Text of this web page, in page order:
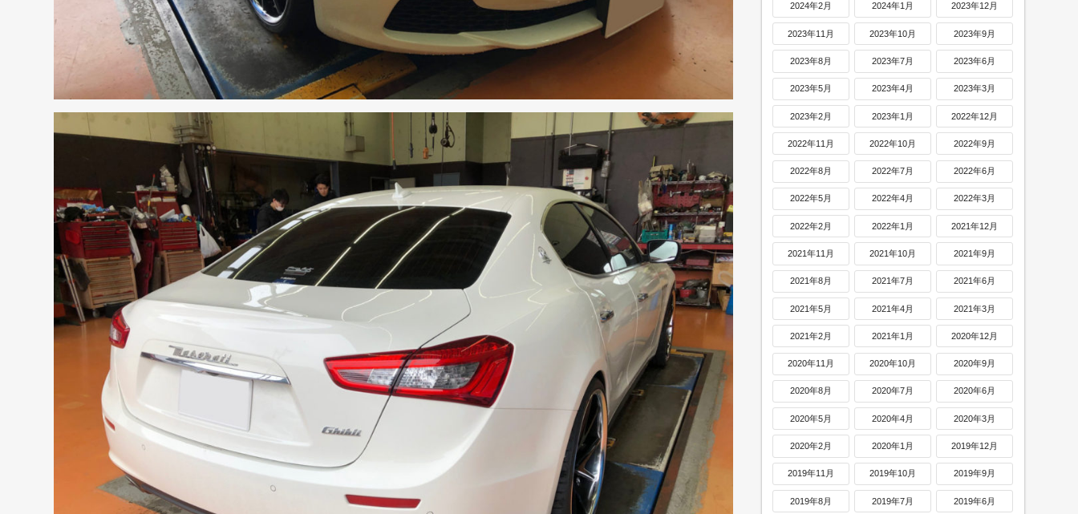
2024年2月 2024年1月 2023年12月
2023年11月 2023年10月 2023年9月
2023年8月 2023年7月 2023年6月
2023年5月 2023年4月 2023年3月
2023年2月 2023年1月 2022年12月
2022年11月 2022年10月 2022年9月
2022年8月 2022年7月 2022年6月
2022年5月 2022年4月 2022年3月
2022年2月 2022年1月 2021年12月
2021年11月 2021年10月 2021年9月
2021年8月 2021年7月 2021年6月
2021年5月 2021年4月 2021年3月
2021年2月 2021年1月 2020年12月
2020年11月 2020年10月 2020年9月
2020年8月 2020年7月 2020年6月
2020年5月 2020年4月 2020年3月
2020年2月 2020年1月 2019年12月
2019年11月 2019年10月 2019年9月
2019年8月 2019年7月 2019年6月